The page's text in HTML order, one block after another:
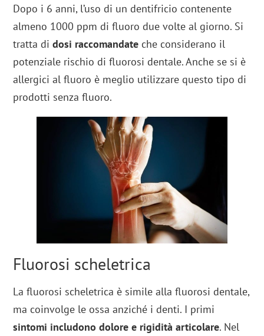
Dopo i 6 anni, l’uso di un dentifricio contenente
almeno 1000 ppm di fluoro due volte al giorno. Si
tratta didosi raccomandate che considerano il
potenziale rischio di fluorosi dentale. Anche se si è
allergici al fluoro è meglio utilizzare questo tipo di
prodotti senza fluoro.
Fluorosi scheletrica
La fluorosi scheletrica è simile alla fluorosi dentale,
ma coinvolge le ossa anziché i denti. I primi
sintomi includono dolore e rigidità articolare. Nel